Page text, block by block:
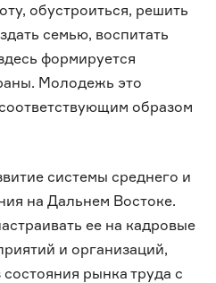
обустроиться, решить
семью, воспитать
формируется
Молодежь это
образом
системы среднего и
на Дальнем Востоке.
ее на кадровые
и организаций,
рынка труда с